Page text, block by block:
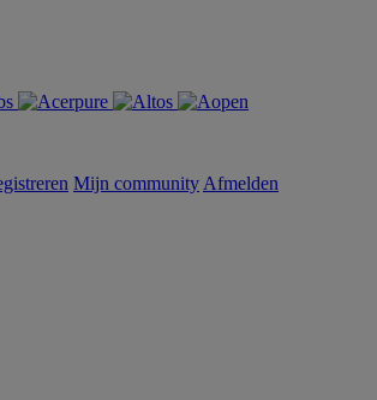
Mijn community Afmelden